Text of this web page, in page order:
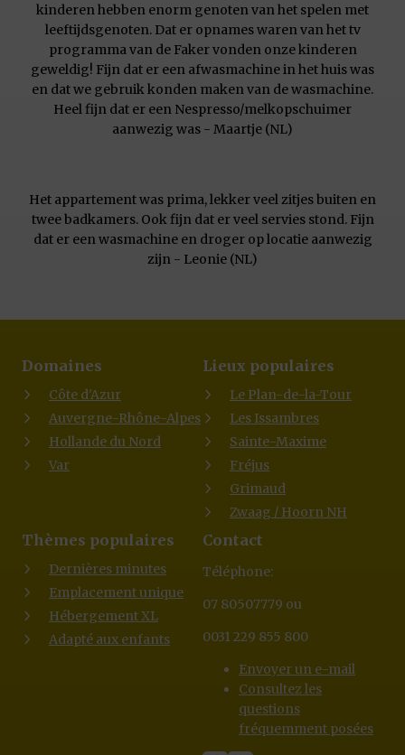
kinderen hebben enorm genoten van het spelen met
leeftijdsgenoten. Dat er opnames waren van het tv
programma van de Faker vonden onze kinderen
geweldig! Fijn dat er een afwasmachine in het huis was
en dat we gebruik konden maken van de wasmachine.
Heel fijn dat er een Nespresso/melkopschuimer
aanwezig was - Maartje (NL)
Het appartement was prima, lekker veel zitjes buiten en
twee badkamers. Ook fijn dat er veel servies stond. Fijn
dat er een wasmachine en droger op locatie aanwezig
zijn - Leonie (NL)
Domaines
Côte d'Azur
Auvergne-Rhône-Alpes
Hollande du Nord
Var
Lieux populaires
Le Plan-de-la-Tour
Les Issambres
Sainte-Maxime
Fréjus
Grimaud
Zwaag / Hoorn NH
Thèmes populaires
Dernières minutes
Emplacement unique
Hébergement XL
Adapté aux enfants
Contact
Téléphone:
07 80507779 ou
0031 229 855 800
Envoyer un e-mail
Consultez les
questions
fréquemment posées